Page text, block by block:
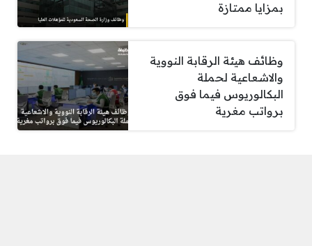
بمزايا ممتازة
وظائف هيئة الرقابة النووية
والاشعاعية لحملة
البكالوريوس فيما فوق
برواتب مغرية